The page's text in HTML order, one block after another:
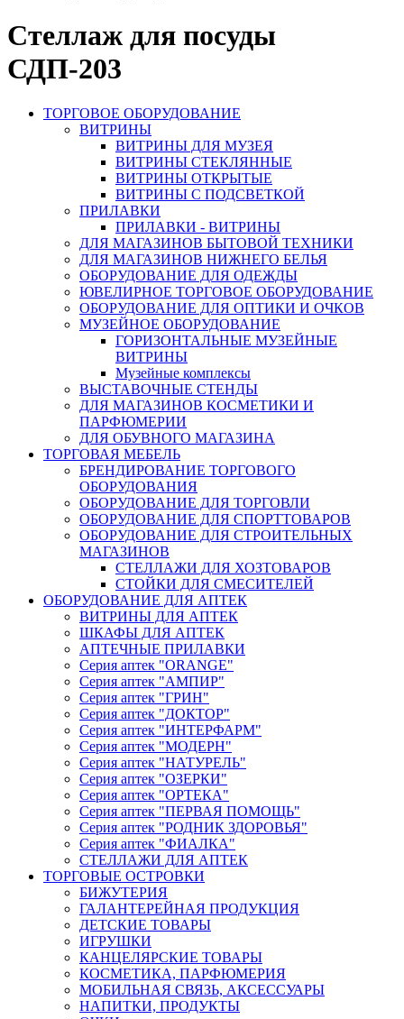
Стеллаж для посуды
СДП-203
ТОРГОВОЕ ОБОРУДОВАНИЕ
ВИТРИНЫ
ВИТРИНЫ ДЛЯ МУЗЕЯ
ВИТРИНЫ СТЕКЛЯННЫЕ
ВИТРИНЫ ОТКРЫТЫЕ
ВИТРИНЫ С ПОДСВЕТКОЙ
ПРИЛАВКИ
ПРИЛАВКИ - ВИТРИНЫ
ДЛЯ МАГАЗИНОВ БЫТОВОЙ ТЕХНИКИ
ДЛЯ МАГАЗИНОВ НИЖНЕГО БЕЛЬЯ
ОБОРУДОВАНИЕ ДЛЯ ОДЕЖДЫ
ЮВЕЛИРНОЕ ТОРГОВОЕ ОБОРУДОВАНИЕ
ОБОРУДОВАНИЕ ДЛЯ ОПТИКИ И ОЧКОВ
МУЗЕЙНОЕ ОБОРУДОВАНИЕ
ГОРИЗОНТАЛЬНЫЕ МУЗЕЙНЫЕ
ВИТРИНЫ
Музейные комплексы
ВЫСТАВОЧНЫЕ СТЕНДЫ
ДЛЯ МАГАЗИНОВ КОСМЕТИКИ И
ПАРФЮМЕРИИ
ДЛЯ ОБУВНОГО МАГАЗИНА
ТОРГОВАЯ МЕБЕЛЬ
БРЕНДИРОВАНИЕ ТОРГОВОГО
ОБОРУДОВАНИЯ
ОБОРУДОВАНИЕ ДЛЯ ТОРГОВЛИ
ОБОРУДОВАНИЕ ДЛЯ СПОРТТОВАРОВ
ОБОРУДОВАНИЕ ДЛЯ СТРОИТЕЛЬНЫХ
МАГАЗИНОВ
СТЕЛЛАЖИ ДЛЯ ХОЗТОВАРОВ
СТОЙКИ ДЛЯ СМЕСИТЕЛЕЙ
ОБОРУДОВАНИЕ ДЛЯ АПТЕК
ВИТРИНЫ ДЛЯ АПТЕК
ШКАФЫ ДЛЯ АПТЕК
АПТЕЧНЫЕ ПРИЛАВКИ
Серия аптек "ORANGE"
Серия аптек "АМПИР"
Серия аптек "ГРИН"
Серия аптек "ДОКТОР"
Серия аптек "ИНТЕРФАРМ"
Серия аптек "МОДЕРН"
Серия аптек "НАТУРЕЛЬ"
Серия аптек "ОЗЕРКИ"
Серия аптек "ОРТЕКА"
Серия аптек "ПЕРВАЯ ПОМОЩЬ"
Серия аптек "РОДНИК ЗДОРОВЬЯ"
Серия аптек "ФИАЛКА"
СТЕЛЛАЖИ ДЛЯ АПТЕК
ТОРГОВЫЕ ОСТРОВКИ
БИЖУТЕРИЯ
ГАЛАНТЕРЕЙНАЯ ПРОДУКЦИЯ
ДЕТСКИЕ ТОВАРЫ
ИГРУШКИ
КАНЦЕЛЯРСКИЕ ТОВАРЫ
КОСМЕТИКА, ПАРФЮМЕРИЯ
МОБИЛЬНАЯ СВЯЗЬ, АКСЕССУАРЫ
НАПИТКИ, ПРОДУКТЫ